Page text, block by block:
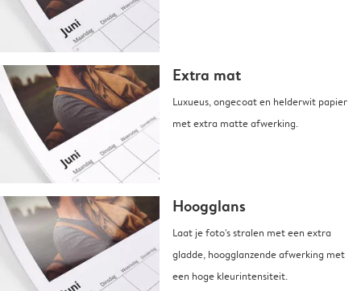
Extra mat
Luxueus, ongecoat en helderwit papier
met extra matte afwerking.
Hoogglans
Laat je foto's stralen met een extra
gladde, hoogglanzende afwerking met
een hoge kleurintensiteit.